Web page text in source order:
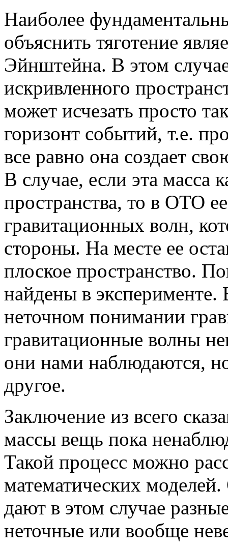
Наиболее
объяснить тяготение
Эйнштейна. В этом
искривленного
может исчезать просто
горизонт событий, т.е.
все равно она создает
В случае, если эта масса
пространства, то в ОТО
гравитационных волн,
стороны. На месте ее
плоское пространство.
найдены в
неточном понимании
гравитационные волны
они нами наблюдаются,
другое.
Заключение из всего
массы вещь пока
Такой процесс можно
математических
дают в этом случае
неточные или вообще